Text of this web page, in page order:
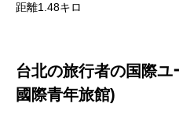
距離1.48キロ
台北の旅行者の国際ユ
國際青年旅館)